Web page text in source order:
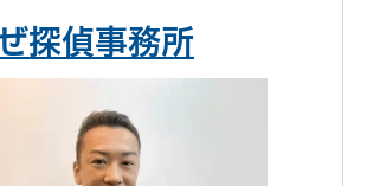
探偵事務所